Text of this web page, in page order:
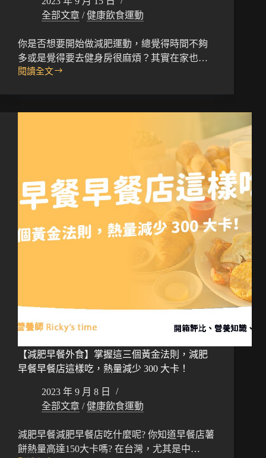
全部文章 /健康飲食運動
你是否想要開始做減肥運動，總覺得時間不夠
多或是覺得要去健身房很麻煩？其實在家也…
閱讀全文
【減肥早餐外食】掌握這三個黃金法則，減肥
早餐早餐店這樣吃，熱量減少 300 大卡！
2023 年 9 月 8 日
全部文章 /健康飲食運動
減肥早餐減肥早餐店吃什麼呢? 你知道早餐店薯
餅熱量高達150大卡嗎? 在台灣，尤其是中…